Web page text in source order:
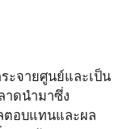
ะจายศูนย์และเป็น
าดนำมาซึ่ง
ตอบแทนและผล